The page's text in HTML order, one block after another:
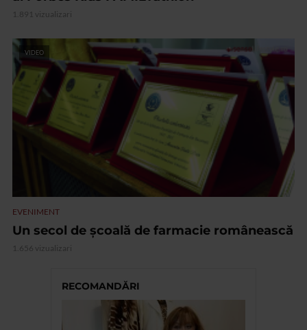
1.891 vizualizari
VIDEO
EVENIMENT
Un secol de școală de farmacie românească
1.656 vizualizari
RECOMANDĂRI